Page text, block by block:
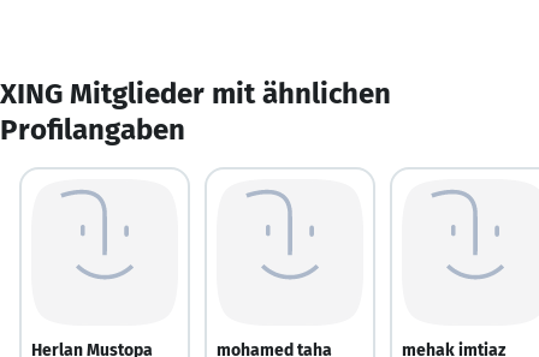
XING Mitglieder mit ähnlichen
Profilangaben
Herlan Mustopa
mohamed taha
mehak imtiaz